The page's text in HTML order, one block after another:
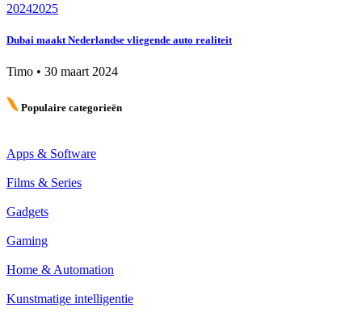
20242025
Dubai maakt Nederlandse vliegende auto realiteit
Timo • 30 maart 2024
Populaire categorieën
Apps & Software
Films & Series
Gadgets
Gaming
Home & Automation
Kunstmatige intelligentie